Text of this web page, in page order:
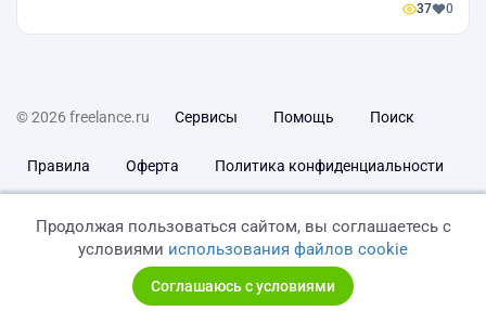
37 0
© 2026 freelance.ru Сервисы Помощь Поиск
Правила Оферта Политика конфиденциальности
Продолжая пользоваться сайтом, вы соглашаетесь с
условиями использования файлов cookie
Соглашаюсь с условиями